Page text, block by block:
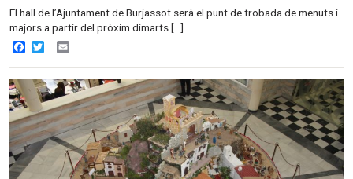
El hall de l’Ajuntament de Burjassot serà el punt de trobada de menuts i
majors a partir del pròxim dimarts […]
Facebook
Twitter